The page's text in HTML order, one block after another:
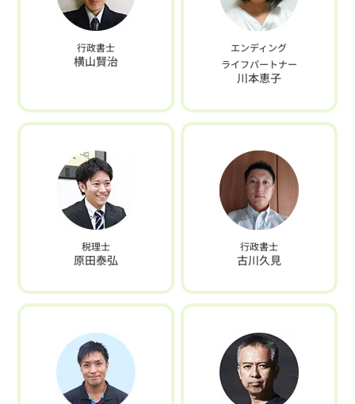
行政書士
横山賢治
エンディング
ライフパートナー
川本恵子
税理士
原田泰弘
行政書士
古川久見